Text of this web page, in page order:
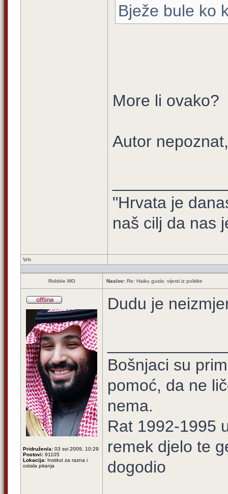
Bježe bule ko
More li ovako?
Autor
"Hrvata je
naš cilj da nas
Vrh
Robbie MO Naslov: Re: Haiku gusla: vijesti iz politike
Pridružen/a: 03 svi 2009, 10:29
Postovi: 91105
Lokacija: Institut za razna i
ostala pitanja
Dudu je
Bošnjaci su
pomoć, da ne
nema.
Rat 1992-1995
remek djelo te
dogodio